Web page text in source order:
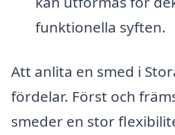
funktionella syften.
Att anlita en smed i
fördelar. Först och
smeder en stor